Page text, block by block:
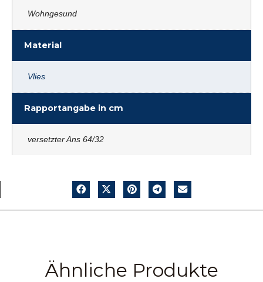
Wohngesund
Material
Vlies
Rapportangabe in cm
versetzter Ans 64/32
Ähnliche Produkte